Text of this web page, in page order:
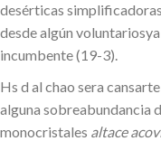
desérticas
desde algún
incumbente (19-3).
Hs d al chao sera
alguna sobreabundancia
monocristales altace